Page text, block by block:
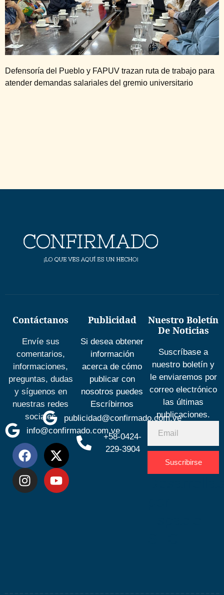
Defensoría del Pueblo y FAPUV trazan ruta de trabajo para
atender demandas salariales del gremio universitario
Contáctanos
Envíe sus
comentarios,
informaciones,
preguntas, dudas
y síguenos en
nuestras redes
sociales
info@confirmado.com.ve
Publicidad
Si desea obtener
información
acerca de cómo
publicar con
nosotros puedes
Escríbirnos
publicidad@confirmado.com.ve
+58-0424-
229-3904
Nuestro Boletín
De Noticias
Suscríbase a
nuestro boletín y
le enviaremos por
correo electrónico
las últimas
publicaciones.
Suscribirse